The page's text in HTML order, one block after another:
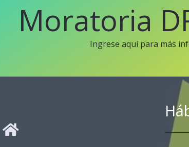
Moratoria
Ingrese aquí para más